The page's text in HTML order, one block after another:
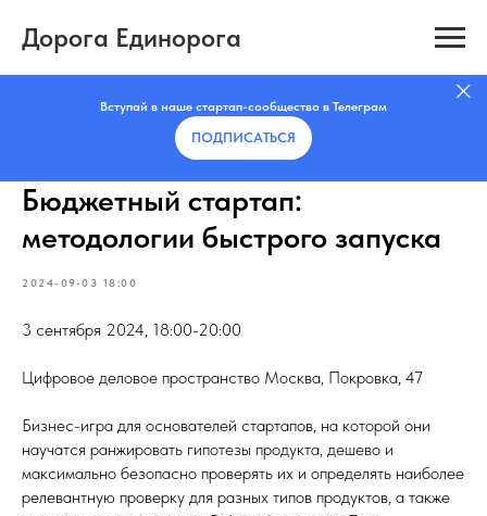
Дорога Единорога
Вступай в наше стартап-сообщество в Телеграм
ПОДПИСАТЬCЯ
Бюджетный стартап:
методологии быстрого запуска
2024-09-03 18:00
3 сентября 2024, 18:00-20:00
Цифровое деловое пространство Москва, Покровка, 47
Бизнес-игра для основателей стартапов, на которой они
научатся ранжировать гипотезы продукта, дешево и
максимально безопасно проверять их и определять наиболее
релевантную проверку для разных типов продуктов, а также